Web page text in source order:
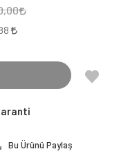
Bu Ürünü Paylaş